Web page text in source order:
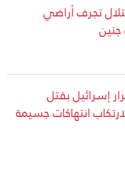
تجرف أراضي
جنين
إسرائيل بقتل
انتهاكات جسيمة